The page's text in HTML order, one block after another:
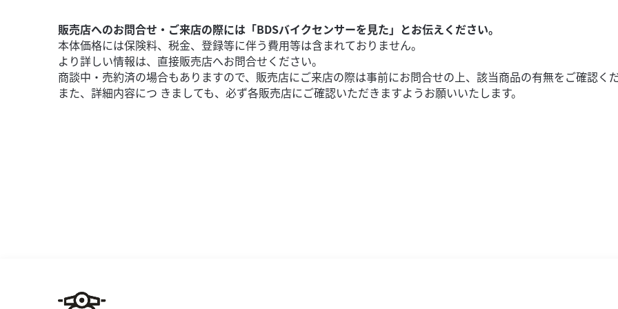
販売店へのお問合せ・ご来店の際には「BDSバイクセンサーを見た」とお伝えください。
本体価格には保険料、税金、登録等に伴う費用等は含まれておりません。
より詳しい情報は、直接販売店へお問合せください。
商談中・売約済の場合もありますので、販売店にご来店の際は事前にお問合せの上、該当商品の有無をご確認く
また、詳細内容につ きましても、必ず各販売店にご確認いただきますようお願いいたします。